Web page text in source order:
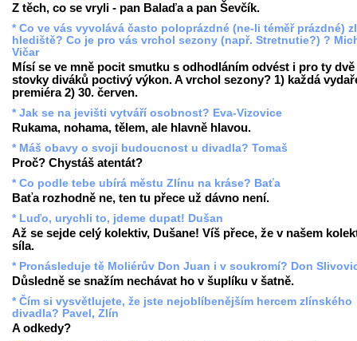
Z těch, co se vryli - pan Balaďa a pan Ševčík.
* Co ve vás vyvolává často poloprázdné (ne-li téměř prázdné)
hlediště? Co je pro vás vrchol sezony (např. Stretnutie?) ?
Vičar
Mísí se ve mně pocit smutku s odhodláním odvést i pro ty dvě
stovky diváků poctivý výkon. A vrchol sezony? 1) každá
premiéra 2) 30. červen.
* Jak se na jevišti vytváří osobnost? Eva-Vizovice
Rukama, nohama, tělem, ale hlavně hlavou.
* Máš obavy o svoji budoucnost u divadla? Tomaš
Proč? Chystáš atentát?
* Co podle tebe ubírá městu Zlínu na kráse? Baťa
Baťa rozhodně ne, ten tu přece už dávno není.
* Luďo, urychli to, jdeme dupat! Dušan
Až se sejde celý kolektiv, Dušane! Víš přece, že v našem
síla.
* Pronásleduje tě Moliérův Don Juan i v soukromí? Don
Důsledně se snažím nechávat ho v šuplíku v šatně.
* Čím si vysvětlujete, že jste nejoblíbenějším hercem zlínského
divadla? Pavel, Zlín
A odkedy?